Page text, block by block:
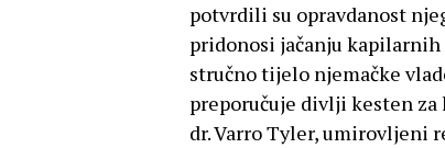
potvrdili su opravdanost
pridonosi jačanju
stručno tijelo njemačke
preporučuje divlji kesten
dr. Varro Tyler, umirovljeni